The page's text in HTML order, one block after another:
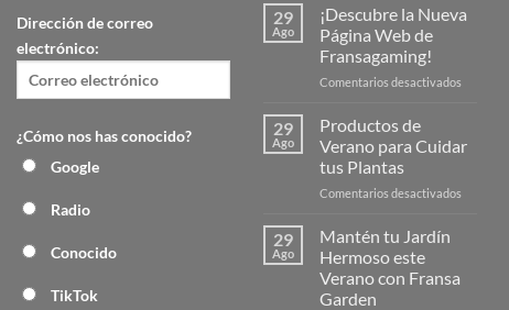
Dirección de correo
electrónico:
¿Cómo nos has conocido?
Google
Radio
Conocido
TikTok
29
Ago
¡Descubre la Nueva
Página Web de
Fransagaming!
Comentarios desactivados
Página
29
Ago
Productos de
Verano para Cuidar
tus Plantas
Comentarios desactivados
29
Ago
Mantén tu Jardín
Hermoso este
Verano con Fransa
Garden